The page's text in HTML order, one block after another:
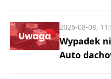
Wypadek
Auto
2026-08-08,